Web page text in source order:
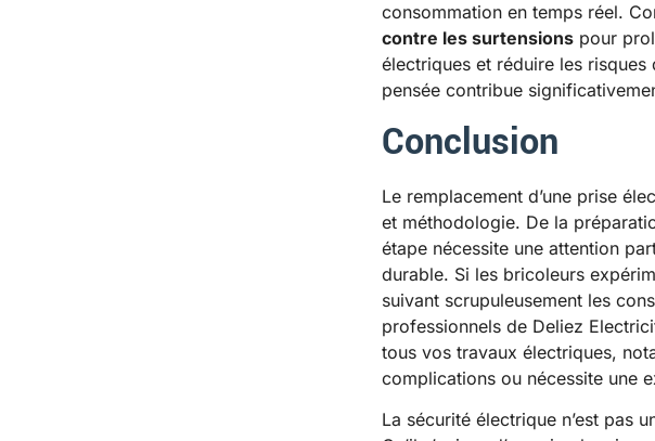
consommation en temps réel.
contre les surtensions pour
électriques et réduire les
pensée contribue
Conclusion
Le remplacement d’une prise
et méthodologie. De la
étape nécessite une attention
durable. Si les bricoleurs
suivant scrupuleusement les
professionnels de Deliez
tous vos travaux électriques,
complications ou nécessite une
La sécurité électrique n’est pas